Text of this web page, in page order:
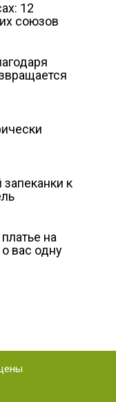
12
союзов
к
на
вас одну